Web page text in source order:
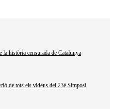
la història censurada de Catalunya
de tots els videus del 23è Simposi